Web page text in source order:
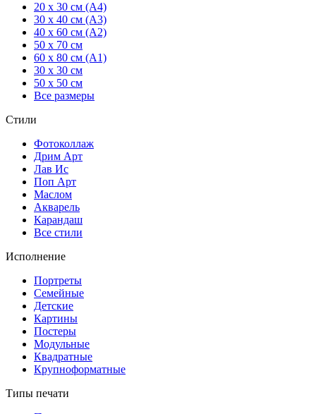
20 x 30 см (А4)
30 x 40 см (А3)
40 x 60 см (А2)
50 x 70 см
60 x 80 см (А1)
30 x 30 см
50 x 50 см
Все размеры
Стили
Фотоколлаж
Дрим Арт
Лав Ис
Поп Арт
Маслом
Акварель
Карандаш
Все стили
Исполнение
Портреты
Семейные
Детские
Картины
Постеры
Модульные
Квадратные
Крупноформатные
Типы печати